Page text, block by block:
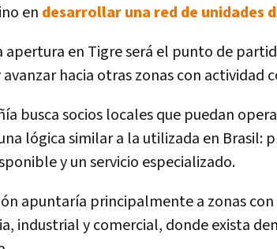
en desarrollar una red de unidades
apertura en Tigre será el punto de
avanzar hacia otras zonas con actividad
busca socios locales que puedan
lógica similar a la utilizada en Brasil:
y un servicio especializado.
apuntaría principalmente a zonas
industrial y comercial, donde exista